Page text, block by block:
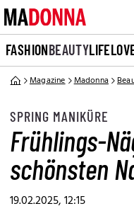
FASHIONBEAUTYLIFE
Magazine Madonna
SPRING MANIKÜRE
Frühlings-
schönsten
19.02.2025, 12:15